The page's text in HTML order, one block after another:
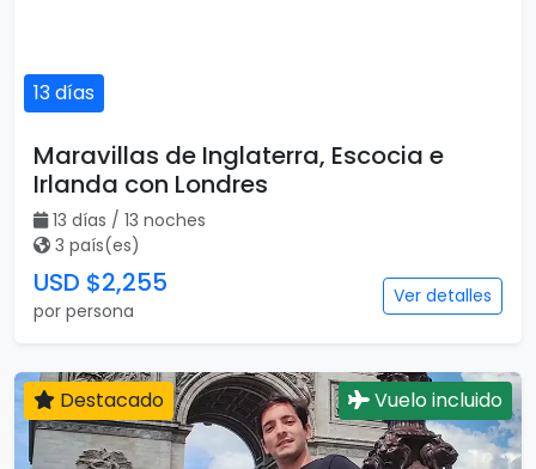
13 días
Maravillas de Inglaterra, Escocia e
Irlanda con Londres
13 días / 13 noches
3 país(es)
USD $2,255
por persona
Ver detalles
Destacado Vuelo incluido